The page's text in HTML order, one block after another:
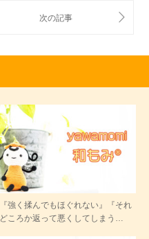
『強く揉んでもほぐれない』『それ
どころか返って悪くしてしまう…